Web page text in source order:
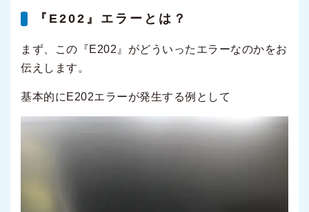
『E202』エラーとは？
まず、この『E202』がどういったエラーなのかをお
伝えします。
基本的にE202エラーが発生する例として